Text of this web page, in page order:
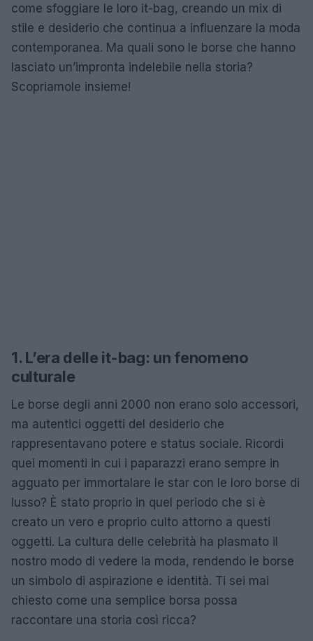
come sfoggiare le loro it-bag, creando un mix di
stile e desiderio che continua a influenzare la moda
contemporanea. Ma quali sono le borse che hanno
lasciato un’impronta indelebile nella storia?
Scopriamole insieme!
1. L’era delle it-bag: un fenomeno
culturale
Le borse degli anni 2000 non erano solo accessori,
ma autentici oggetti del desiderio che
rappresentavano potere e status sociale. Ricordi
quei momenti in cui i paparazzi erano sempre in
agguato per immortalare le star con le loro borse di
lusso? È stato proprio in quel periodo che si è
creato un vero e proprio culto attorno a questi
oggetti. La cultura delle celebrità ha plasmato il
nostro modo di vedere la moda, rendendo le borse
un simbolo di aspirazione e identità. Ti sei mai
chiesto come una semplice borsa possa
raccontare una storia così ricca?